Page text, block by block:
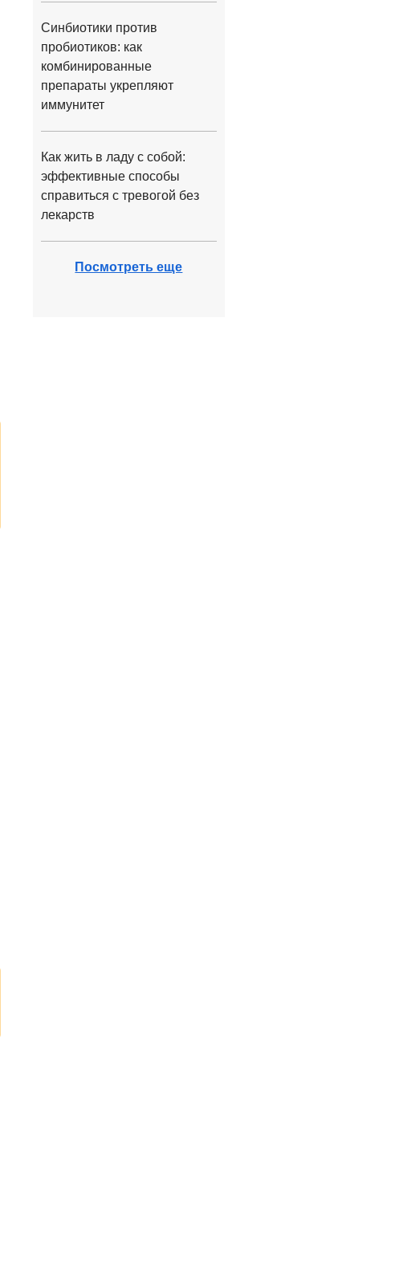
Синбиотики против
пробиотиков: как
комбинированные
препараты укрепляют
иммунитет
Как жить в ладу с собой:
эффективные способы
справиться с тревогой без
лекарств
Посмотреть еще